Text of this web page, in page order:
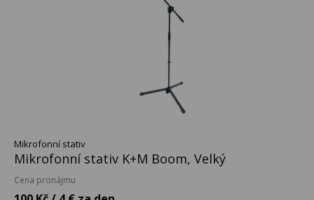
Mikrofonní stativ
Mikrofonní stativ K+M Boom, Velký
Cena pronájmu